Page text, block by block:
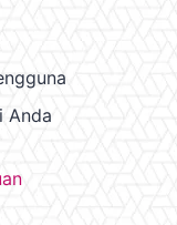
Anda